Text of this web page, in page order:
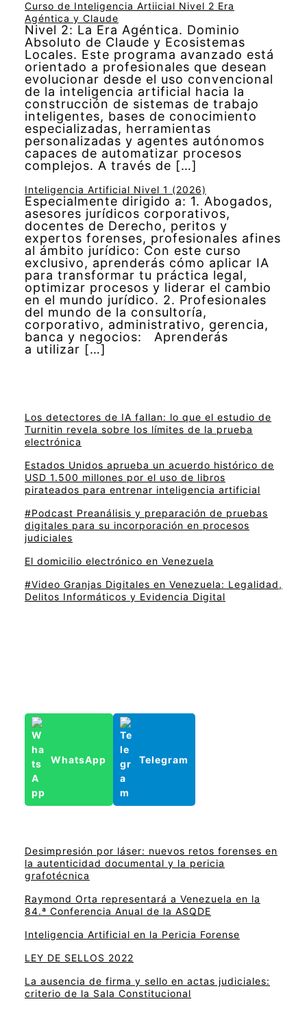
Curso de Inteligencia Artiicial Nivel 2 Era
Agéntica y Claude
Nivel 2: La Era Agéntica. Dominio
Absoluto de Claude y Ecosistemas
Locales. Este programa avanzado está
orientado a profesionales que desean
evolucionar desde el uso convencional
de la inteligencia artificial hacia la
construcción de sistemas de trabajo
inteligentes, bases de conocimiento
especializadas, herramientas
personalizadas y agentes autónomos
capaces de automatizar procesos
complejos. A través de […]
Inteligencia Artificial Nivel 1 (2026)
Especialmente dirigido a: 1. Abogados,
asesores jurídicos corporativos,
docentes de Derecho, peritos y
expertos forenses, profesionales afines
al ámbito jurídico: Con este curso
exclusivo, aprenderás cómo aplicar IA
para transformar tu práctica legal,
optimizar procesos y liderar el cambio
en el mundo jurídico. 2. Profesionales
del mundo de la consultoría,
corporativo, administrativo, gerencia,
banca y negocios: Aprenderás
a utilizar […]
Los detectores de IA fallan: lo que el estudio de
Turnitin revela sobre los límites de la prueba
electrónica
Estados Unidos aprueba un acuerdo histórico de
USD 1.500 millones por el uso de libros
pirateados para entrenar inteligencia artificial
#Podcast Preanálisis y preparación de pruebas
digitales para su incorporación en procesos
judiciales
El domicilio electrónico en Venezuela
#Video Granjas Digitales en Venezuela: Legalidad,
Delitos Informáticos y Evidencia Digital
WhatsApp Telegram
Desimpresión por láser: nuevos retos forenses en
la autenticidad documental y la pericia
grafotécnica
Raymond Orta representará a Venezuela en la
84.ª Conferencia Anual de la ASQDE
Inteligencia Artificial en la Pericia Forense
LEY DE SELLOS 2022
La ausencia de firma y sello en actas judiciales:
criterio de la Sala Constitucional